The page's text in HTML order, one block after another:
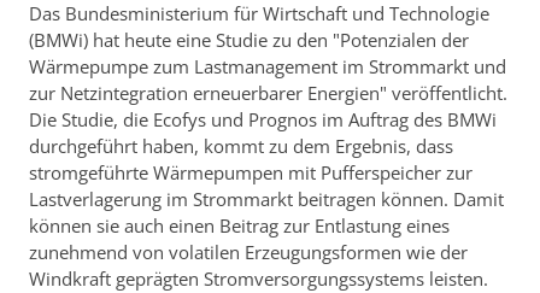
Das Bundesministerium für Wirtschaft und Technologie
(BMWi) hat heute eine Studie zu den "Potenzialen der
Wärmepumpe zum Lastmanagement im Strommarkt und
zur Netzintegration erneuerbarer Energien" veröffentlicht.
Die Studie, die Ecofys und Prognos im Auftrag des BMWi
durchgeführt haben, kommt zu dem Ergebnis, dass
stromgeführte Wärmepumpen mit Pufferspeicher zur
Lastverlagerung im Strommarkt beitragen können. Damit
können sie auch einen Beitrag zur Entlastung eines
zunehmend von volatilen Erzeugungsformen wie der
Windkraft geprägten Stromversorgungssystems leisten.